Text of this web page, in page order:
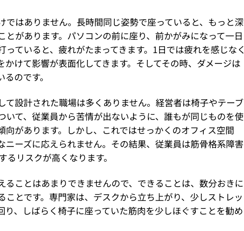
ではありません。長時間同じ姿勢で座っていると、もっと深
とがあります。パソコンの前に座り、前かがみになって一日
っていると、疲れがたまってきます。1日では疲れを感じなく
かけて影響が表面化してきます。そしてその時、ダメージは
のです。
て設計された職場は多くありません。経営者は椅子やテーブ
いて、従業員から苦情が出ないように、誰もが同じものを使
向があります。しかし、これではせっかくのオフィス空間
ニーズに応えられません。その結果、従業員は筋骨格系障害
るリスクが高くなります。
ることはあまりできませんので、できることは、数分おきに
ことです。専門家は、デスクから立ち上がり、少しストレッ
り、しばらく椅子に座っていた筋肉を少しほぐすことを勧め